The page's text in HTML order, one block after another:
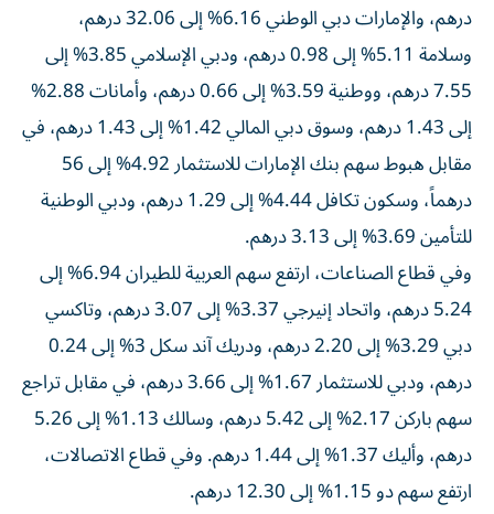
درهم، والإمارات دبي الوطني 6.16% إلى 32.06 درهم،
وسلامة 5.11% إلى 0.98 درهم، ودبي الإسلامي 3.85% إلى
7.55 درهم، ووطنية 3.59% إلى 0.66 درهم، وأمانات 2.88%
إلى 1.43 درهم، وسوق دبي المالي 1.42% إلى 1.43 درهم، في
مقابل هبوط سهم بنك الإمارات للاستثمار 4.92% إلى 56
درهماً، وسكون تكافل 4.44% إلى 1.29 درهم، ودبي الوطنية
للتأمين 3.69% إلى 3.13 درهم.
وفي قطاع الصناعات، ارتفع سهم العربية للطيران 6.94% إلى
5.24 درهم، واتحاد إنيرجي 3.37% إلى 3.07 درهم، وتاكسي
دبي 3.29% إلى 2.20 درهم، ودريك آند سكل 3% إلى 0.24
درهم، ودبي للاستثمار 1.67% إلى 3.66 درهم، في مقابل تراجع
سهم باركن 2.17% إلى 5.42 درهم، وسالك 1.13% إلى 5.26
درهم، وأليك 1.37% إلى 1.44 درهم. وفي قطاع الاتصالات،
ارتفع سهم دو 1.15% إلى 12.30 درهم.